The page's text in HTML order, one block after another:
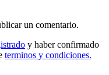
un comentario.
y haber confirmado
terminos y condiciones.